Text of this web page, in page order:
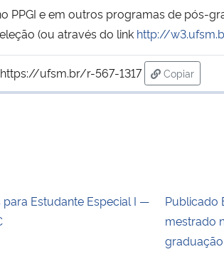
PPGI e em outros programas de pós-
(ou através do link http://
https://ufsm.br/r-567-1317
Copiar
para área
Estudante Especial I —
Publicado
mestrado
graduação